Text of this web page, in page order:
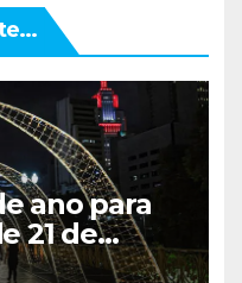
ano para
21 de
janeiro